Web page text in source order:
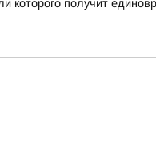
которого получит